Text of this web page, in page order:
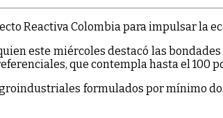
este miércoles destacó las
que contempla hasta el 100
formulados por mínimo